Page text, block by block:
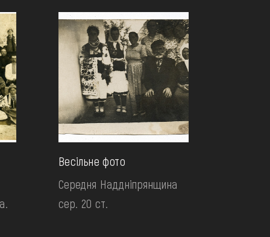
Весільне фото
Середня Наддніпрянщина
сер. 20 ст.